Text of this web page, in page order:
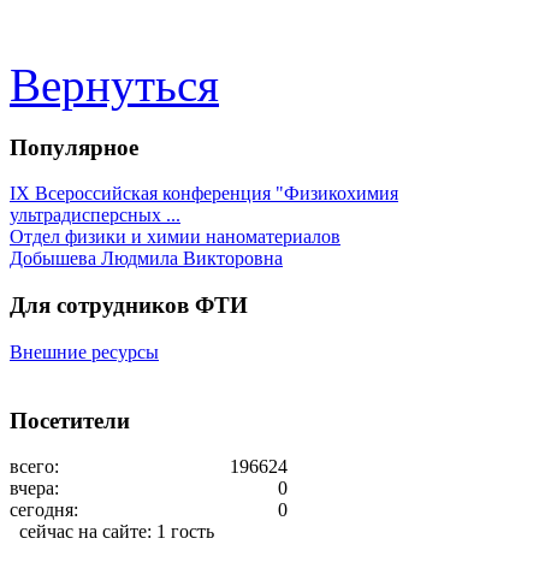
Вернуться
Популярное
IX Всероссийская конференция "Физикохимия
ультрадисперсных ...
Отдел физики и химии наноматериалов
Добышева Людмила Викторовна
Для сотрудников ФТИ
Внешние ресурсы
Посетители
всего:
196624
вчера:
0
сегодня:
0
сейчас на сайте: 1 гость